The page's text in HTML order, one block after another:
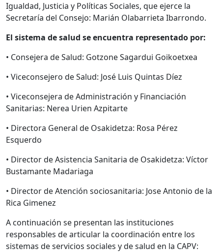
Igualdad, Justicia y Políticas Sociales, que ejerce la
Secretaría del Consejo: Marián Olabarrieta Ibarrondo.
El sistema de salud se encuentra representado por:
• Consejera de Salud: Gotzone Sagardui Goikoetxea
• Viceconsejero de Salud: José Luis Quintas Díez
• Viceconsejera de Administración y Financiación
Sanitarias: Nerea Urien Azpitarte
• Directora General de Osakidetza: Rosa Pérez
Esquerdo
• Director de Asistencia Sanitaria de Osakidetza: Víctor
Bustamante Madariaga
• Director de Atención sociosanitaria: Jose Antonio de la
Rica Gimenez
A continuación se presentan las instituciones
responsables de articular la coordinación entre los
sistemas de servicios sociales y de salud en la CAPV: